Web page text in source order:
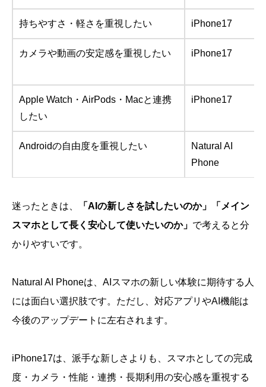
持ちやすさ・軽さを重視したい iPhone17
カメラや動画の安定感を重視したい iPhone17
Apple Watch・AirPods・Macと連携
したい
iPhone17
Androidの自由度を重視したい
Natural AI
Phone
迷ったときは、
「AIの新しさを試したいのか」「メイン
スマホとして長く安心して使いたいのか」 で考えると分
かりやすいです。
Natural AI Phoneは、AIスマホの新しい体験に期待する人
には面白い選択肢です。ただし、対応アプリやAI機能は
今後のアップデートに左右されます。
iPhone17は、派手な新しさよりも、スマホとしての完成
度・カメラ・性能・連携・長期利用の安心感を重視する